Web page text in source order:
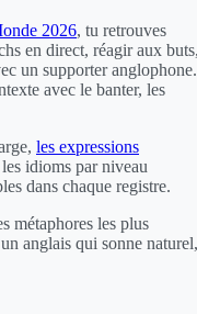
2026, tu retrouves
en direct, réagir aux
un supporter anglophone.
avec le banter, les
les expressions
les idioms par niveau
dans chaque registre.
métaphores les plus
anglais qui sonne naturel,